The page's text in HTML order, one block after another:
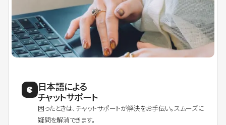
日本語による
チャットサポート
困ったときは、チャットサポートが解決をお手伝い。スムーズに
疑問を解消できます。